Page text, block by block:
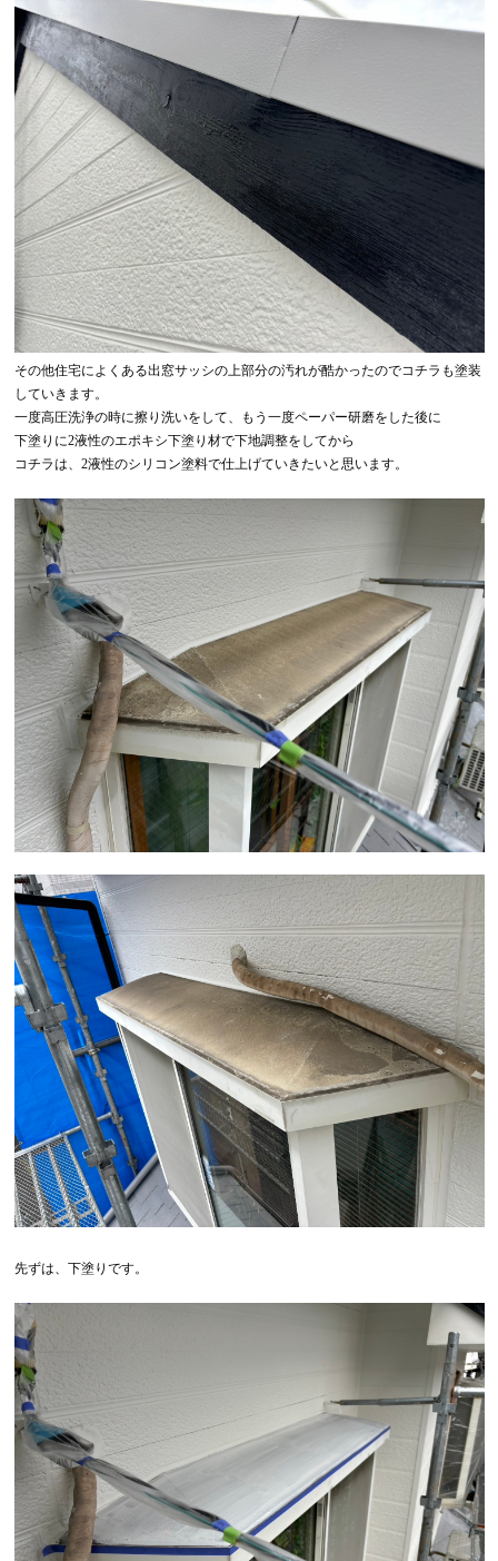
その他住宅によくある出窓サッシの上部分の汚れが酷かったのでコチラも塗装
していきます。
一度高圧洗浄の時に擦り洗いをして、もう一度ペーパー研磨をした後に
下塗りに2液性のエポキシ下塗り材で下地調整をしてから
コチラは、2液性のシリコン塗料で仕上げていきたいと思います。
先ずは、下塗りです。